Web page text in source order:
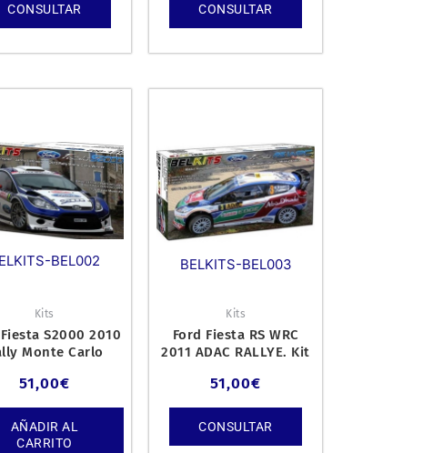
CONSULTAR CONSULTAR
BEL002
Kits
S2000 2010
Monte Carlo
escal
51,00€
AÑADIR AL
CARRITO
BELKITS-BEL003
Kits
Ford Fiesta RS WRC
2011 ADAC RALLYE. Kit
51,00€
CONSULTAR